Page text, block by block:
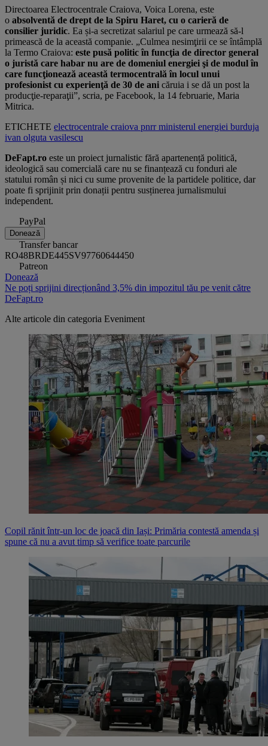
Directoarea Electrocentrale Craiova, Voica Lorena, este
o absolventă de drept de la Spiru Haret, cu o carieră de
consilier juridic. Ea și-a secretizat salariul pe care urmează să-l
primească de la această companie. „Culmea nesimţirii ce se întâmplă
la Termo Craiova: este pusă politic în funcţia de director general
o juristă care habar nu are de domeniul energiei şi de modul în
care funcţionează această termocentrală în locul unui
profesionist cu experienţă de 30 de ani căruia i se dă un post la
producţie-reparaţii”, scria, pe Facebook, la 14 februarie, Maria
Mitrica.
ETICHETE electrocentrale craiova pnrrministerul energiei burduja
ivan olguta vasilescu
DeFapt.ro este un proiect jurnalistic fără apartenență politică,
ideologică sau comercială care nu se finanțează cu fonduri ale
statului român și nici cu sume provenite de la partidele politice, dar
poate fi sprijinit prin donații pentru susținerea jurnalismului
independent.
PayPal
Donează
Transfer bancar
RO48BRDE445SV97760644450
Patreon
Donează
Ne poți sprijini direcționând 3,5% din impozitul tău pe venit către
DeFapt.ro
Alte articole din categoria Eveniment
Copil rănit într-un loc de joacă din Iași: Primăria contestă amenda și
spune că nu a avut timp să verifice toate parcurile